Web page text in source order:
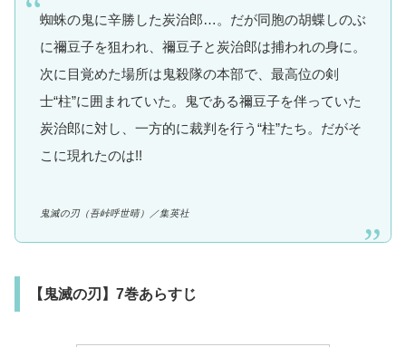
蜘蛛の鬼に辛勝した炭治郎…。だが同胞の胡蝶しのぶ
に禰豆子を狙われ、禰豆子と炭治郎は捕われの身に。
次に目覚めた場所は鬼殺隊の本部で、最高位の剣
士“柱”に囲まれていた。鬼である禰豆子を伴っていた
炭治郎に対し、一方的に裁判を行う“柱”たち。だがそ
こに現れたのは!!
鬼滅の刃（吾峠呼世晴） ／集英社
【鬼滅の刃】7巻あらすじ